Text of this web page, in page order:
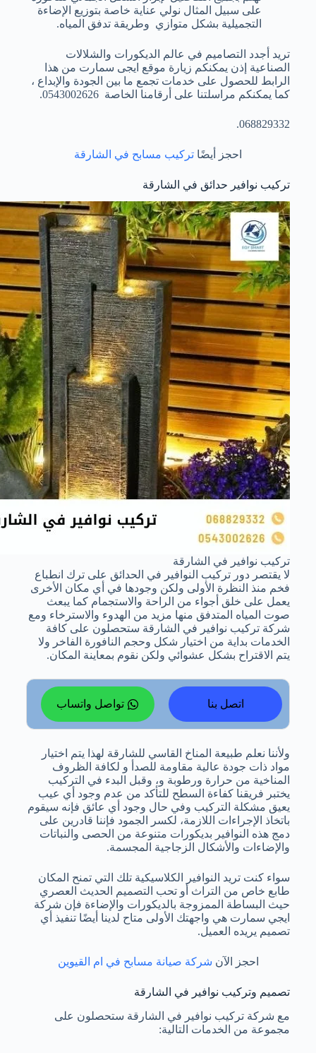
على سبيل المثال نولي عناية خاصة بتوزيع الإضاءة
التجميلية بشكل متوازي وطريقة تدفق المياه.
تريد أجدد التصاميم في عالم الديكورات والشلالات
الصناعية إذن يمكنكم زيارة موقع ايجى سمارت من هذا
الرابط للحصول على خدمات تجمع ما بين الجودة والإبداع ،
كما يمكنكم مراسلتنا على أرقامنا الخاصة 0543002626.
068829332.
احجز أيضًا تركيب مسابح في الشارقة
تركيب نوافير حدائق في الشارقة
تركيب نوافير في الشارقة
لا يقتصر دور تركيب النوافير في الحدائق على ترك انطباع
فخم منذ النظرة الأولى ولكن وجودها في أي مكان الأخرى
يعمل على خلق أجواء من الراحة والاستجمام كما يبعث
صوت المياه المتدفق منها مزيد من الهدوء والاسترخاء ومع
شركة تركيب نوافير في الشارقة ستحصلون على كافة
الخدمات بداية من اختيار شكل وحجم النافورة الفاخر ولا
يتم الاقتراح بشكل عشوائي ولكن نقوم بمعاينة المكان.
اتصل بنا تواصل واتساب
ولأننا نعلم طبيعة المناخ القاسي للشارقة لهذا يتم اختيار
مواد ذات جودة عالية مقاومة للصدأ و لكافة الظروف
المناخية من حرارة ورطوبة و، وقبل البدء في التركيب
يختبر فريقنا كفاءة السطح للتأكد من عدم وجود أي عيب
يعيق مشكلة التركيب وفي حال وجود أي عائق فإنه سيقوم
باتخاذ الإجراءات اللازمة، لكسر الجمود فإننا قادرين على
دمج هذه النوافير بديكورات متنوعة من الحصى والنباتات
والإضاءات والأشكال الزجاجية المجسمة.
سواء كنت تريد النوافير الكلاسيكية تلك التي تمنح المكان
طابع خاص من التراث أو تحب التصميم الحديث العصري
حيث البساطة الممزوجة بالديكورات والإضاءة فإن شركة
ايجي سمارت هي واجهتك الأولى متاح لدينا أيضًا تنفيذ أي
تصميم يريده العميل.
احجز الآن شركة صيانة مسابح في ام القيوين
تصميم وتركيب نوافير في الشارقة
مع شركة تركيب نوافير في الشارقة ستحصلون على
مجموعة من الخدمات التالية: